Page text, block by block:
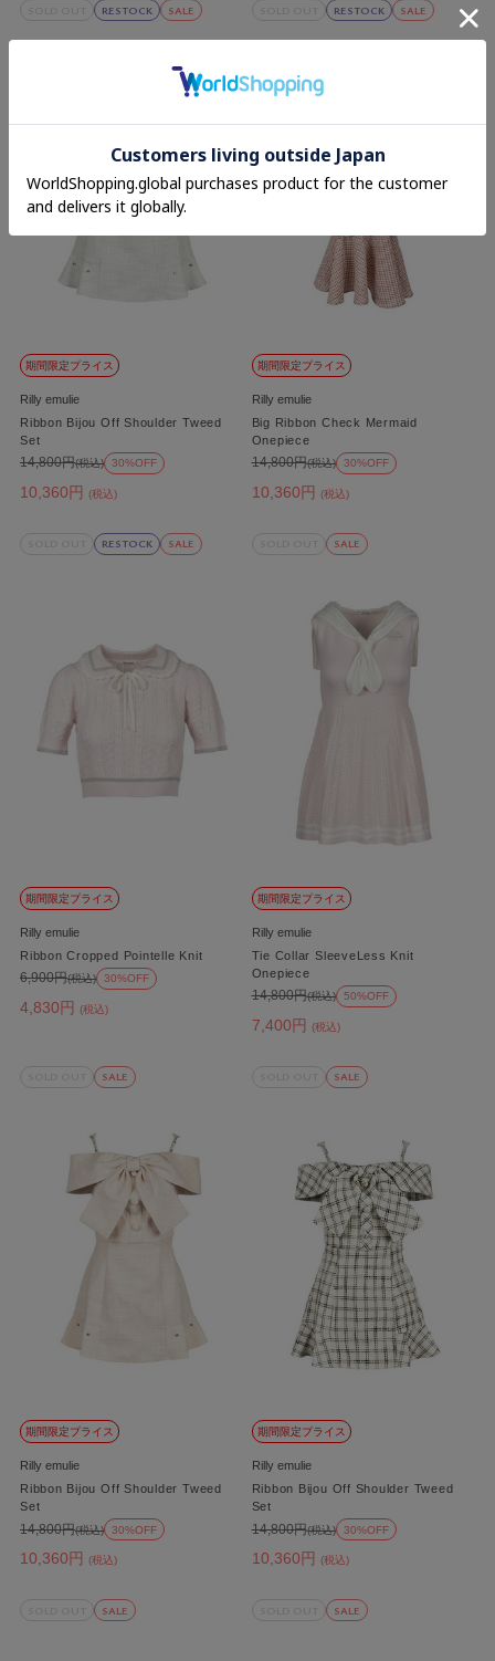
RESTOCK SALE
期間限定プライス
Rilly emulie
Ribbon Bijou Off Shoulder Tweed
Set
10,360円 (税込)
14,800円(税込) 30%OFF
RESTOCK SALE
期間限定プライス
Rilly emulie
Big Ribbon Check Mermaid
Onepiece
10,360円 (税込)
14,800円(税込) 30%OFF
RESTOCK SALE
期間限定プライス
Rilly emulie
Ribbon Cropped Pointelle Knit
4,830円 (税込)
6,900円(税込) 30%OFF
SALE
期間限定プライス
Rilly emulie
Tie Collar SleeveLess Knit
Onepiece
7,400円 (税込)
14,800円(税込) 50%OFF
SALE
期間限定プライス
Rilly emulie
Ribbon Bijou Off Shoulder Tweed
Set
10,360円 (税込)
14,800円(税込) 30%OFF
SALE
期間限定プライス
Rilly emulie
Ribbon Bijou Off Shoulder Tweed
Set
10,360円 (税込)
14,800円(税込) 30%OFF
SALE SALE